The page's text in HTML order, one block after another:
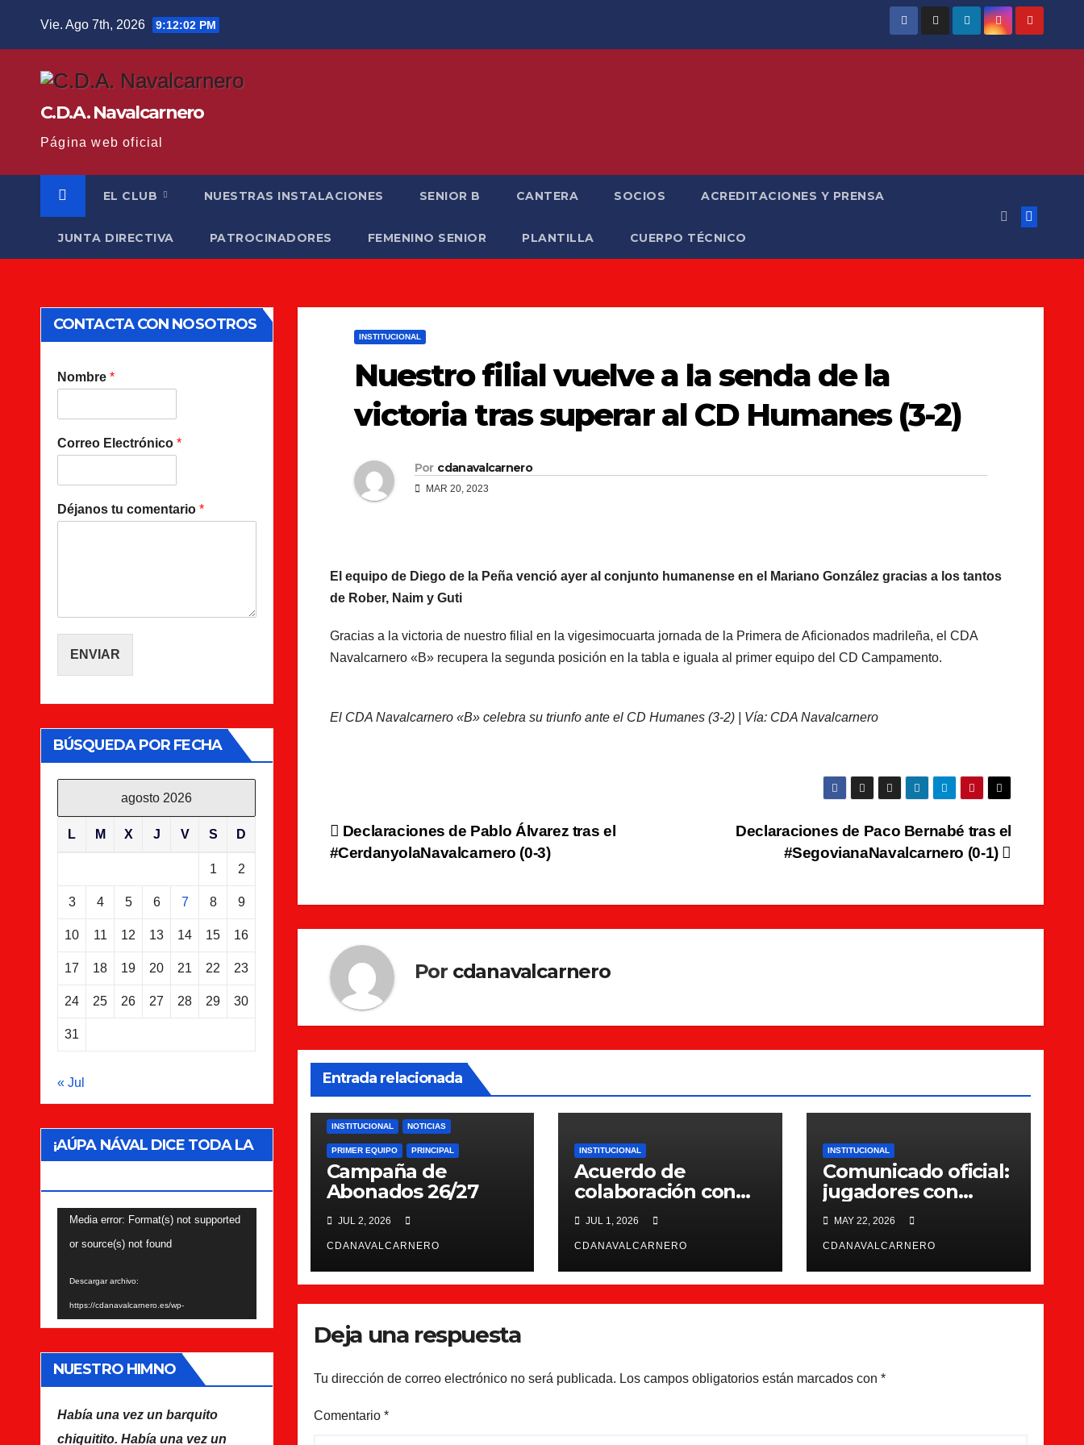
Vie. Ago 7th, 2026 9:12:03 PM
C.D.A. Navalcarnero
Página web oficial
EL CLUB NUESTRAS INSTALACIONES SENIOR B CANTERA SOCIOS ACREDITACIONES Y PRENSA
JUNTA DIRECTIVA PATROCINADORES FEMENINO SENIOR PLANTILLA CUERPO TÉCNICO
CONTACTA CON NOSOTROS
Nombre *
Correo Electrónico *
Déjanos tu comentario *
ENVIAR
BÚSQUEDA POR FECHA
agosto 2026
L M X J V S D
1 2
3 4 5 6 7 8 9
10 11 12 13 14 15 16
17 18 19 20 21 22 23
24 25 26 27 28 29 30
31
« Jul
¡AÚPA NÁVAL DICE TODA LA
Reproductor
de
Media error: Format(s) not supported
or source(s) not found
Descargar archivo:
https://cdanavalcarnero.es/wp-
content/uploads/2022/07/Himno-del-CDA-
Navalcarnero.mp4?_=1
NUESTRO HIMNO
Había una vez un barquito
chiquitito. Había una vez un
INSTITUCIONAL
Nuestro filial vuelve a la senda de la
victoria tras superar al CD Humanes (3-2)
Por cdanavalcarnero
MAR 20, 2023
El equipo de Diego de la Peña venció ayer al conjunto humanense en el Mariano González gracias a los tantos
de Rober, Naim y Guti
Gracias a la victoria de nuestro filial en la vigesimocuarta jornada de la Primera de Aficionados madrileña, el CDA
Navalcarnero «B» recupera la segunda posición en la tabla e iguala al primer equipo del CD Campamento.
El CDA Navalcarnero «B» celebra su triunfo ante el CD Humanes (3-2) | Vía: CDA Navalcarnero
Navegación
entradas
Declaraciones de Paco Bernabé tras el
#SegovianaNavalcarnero (0-1)
Declaraciones de Pablo Álvarez tras el
#CerdanyolaNavalcarnero (0-3)
Por cdanavalcarnero
Entrada relacionada
INSTITUCIONAL NOTICIAS
PRIMER EQUIPO PRINCIPAL
Campaña de
Abonados 26/27
JUL 2, 2026
CDANAVALCARNERO
INSTITUCIONAL
Acuerdo de
colaboración con
Scientiffic Nutrition
JUL 1, 2026
CDANAVALCARNERO
INSTITUCIONAL
Comunicado oficial:
jugadores con
contrato para la
26/27
MAY 22, 2026
CDANAVALCARNERO
Deja una respuesta
Tu dirección de correo electrónico no será publicada. Los campos obligatorios están marcados con *
Comentario *